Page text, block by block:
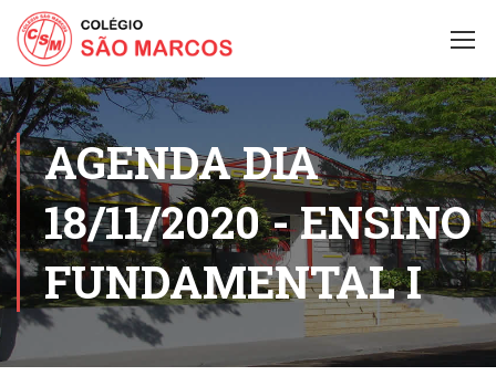
AGENDA DIA
18/11/2020 - ENSINO
FUNDAMENTAL I